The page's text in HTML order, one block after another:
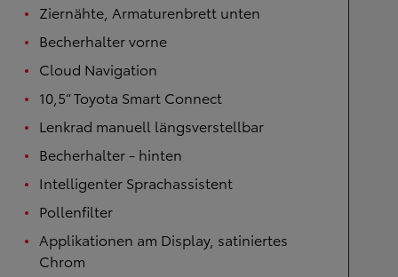
Ziernähte, Armaturenbrett unten
Becherhalter vorne
Cloud Navigation
10,5“ Toyota Smart Connect
Lenkrad manuell längsverstellbar
Becherhalter - hinten
Intelligenter Sprachassistent
Pollenfilter
Applikationen am Display, satiniertes
Chrom